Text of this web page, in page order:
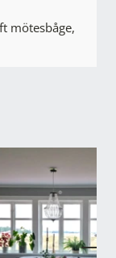
mötesbåge,